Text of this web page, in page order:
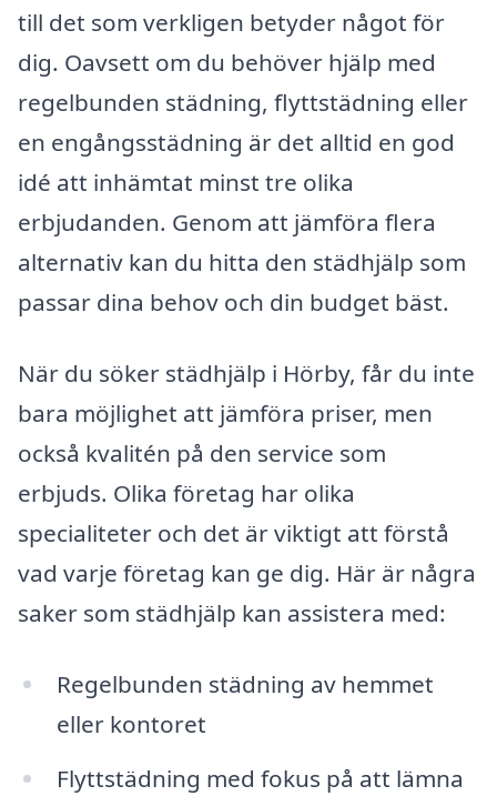
till det som verkligen betyder något för
dig. Oavsett om du behöver hjälp med
regelbunden städning, flyttstädning eller
en engångsstädning är det alltid en god
idé att inhämtat minst tre olika
erbjudanden. Genom att jämföra flera
alternativ kan du hitta den städhjälp som
passar dina behov och din budget bäst.
När du söker städhjälp i Hörby, får du inte
bara möjlighet att jämföra priser, men
också kvalitén på den service som
erbjuds. Olika företag har olika
specialiteter och det är viktigt att förstå
vad varje företag kan ge dig. Här är några
saker som städhjälp kan assistera med:
Regelbunden städning av hemmet
eller kontoret
Flyttstädning med fokus på att lämna